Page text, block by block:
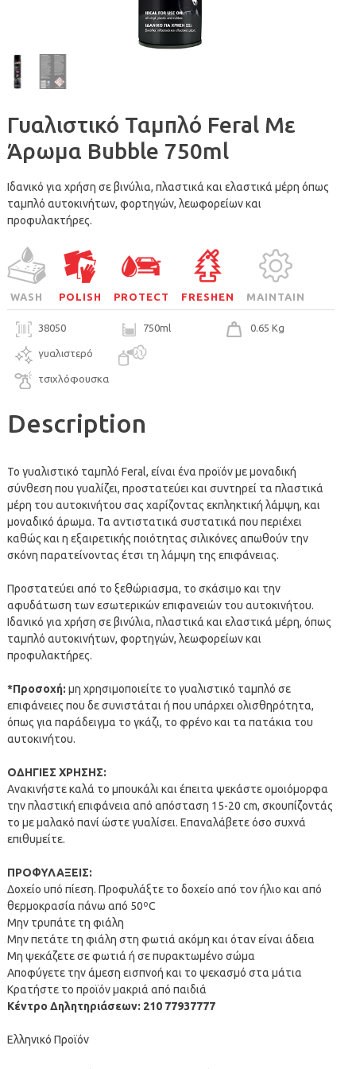
Γυαλιστικό Ταμπλό Feral Με
Άρωμα Bubble 750ml
Ιδανικό για χρήση σε βινύλια, πλαστικά και ελαστικά μέρη όπως
ταμπλό αυτοκινήτων, φορτηγών, λεωφορείων και
προφυλακτήρες.
WASH POLISH PROTECT FRESHEN MAINTAIN
38050 750ml 0.65 Kg
γυαλιστερό
τσιχλόφουσκα
Description
Το γυαλιστικό ταμπλό Feral, είναι ένα προϊόν με μοναδική
σύνθεση που γυαλίζει, προστατεύει και συντηρεί τα πλαστικά
μέρη του αυτοκινήτου σας χαρίζοντας εκπληκτική λάμψη, και
μοναδικό άρωμα. Τα αντιστατικά συστατικά που περιέχει
καθώς και η εξαιρετικής ποιότητας σιλικόνες απωθούν την
σκόνη παρατείνοντας έτσι τη λάμψη της επιφάνειας.
Προστατεύει από το ξεθώριασμα, το σκάσιμο και την
αφυδάτωση των εσωτερικών επιφανειών του αυτοκινήτου.
Ιδανικό για χρήση σε βινύλια, πλαστικά και ελαστικά μέρη, όπως
ταμπλό αυτοκινήτων, φορτηγών, λεωφορείων και
προφυλακτήρες.
*Προσοχή: μη χρησιμοποιείτε το γυαλιστικό ταμπλό σε
επιφάνειες που δε συνιστάται ή που υπάρχει ολισθηρότητα,
όπως για παράδειγμα το γκάζι, το φρένο και τα πατάκια του
αυτοκινήτου.
ΟΔΗΓΙΕΣ ΧΡΗΣΗΣ:
Ανακινήστε καλά το μπουκάλι και έπειτα ψεκάστε ομοιόμορφα
την πλαστική επιφάνεια από απόσταση 15-20 cm, σκουπίζοντάς
το με μαλακό πανί ώστε γυαλίσει. Επαναλάβετε όσο συχνά
επιθυμείτε.
ΠΡΟΦΥΛΑΞΕΙΣ:
Δοχείο υπό πίεση. Προφυλάξτε το δοχείο από τον ήλιο και από
θερμοκρασία πάνω από 50ºC
Μην τρυπάτε τη φιάλη
Μην πετάτε τη φιάλη στη φωτιά ακόμη και όταν είναι άδεια
Μη ψεκάζετε σε φωτιά ή σε πυρακτωμένο σώμα
Αποφύγετε την άμεση εισπνοή και το ψεκασμό στα μάτια
Κρατήστε το προϊόν μακριά από παιδιά
Κέντρο Δηλητηριάσεων: 210 77937777
Ελληνικό Προϊόν